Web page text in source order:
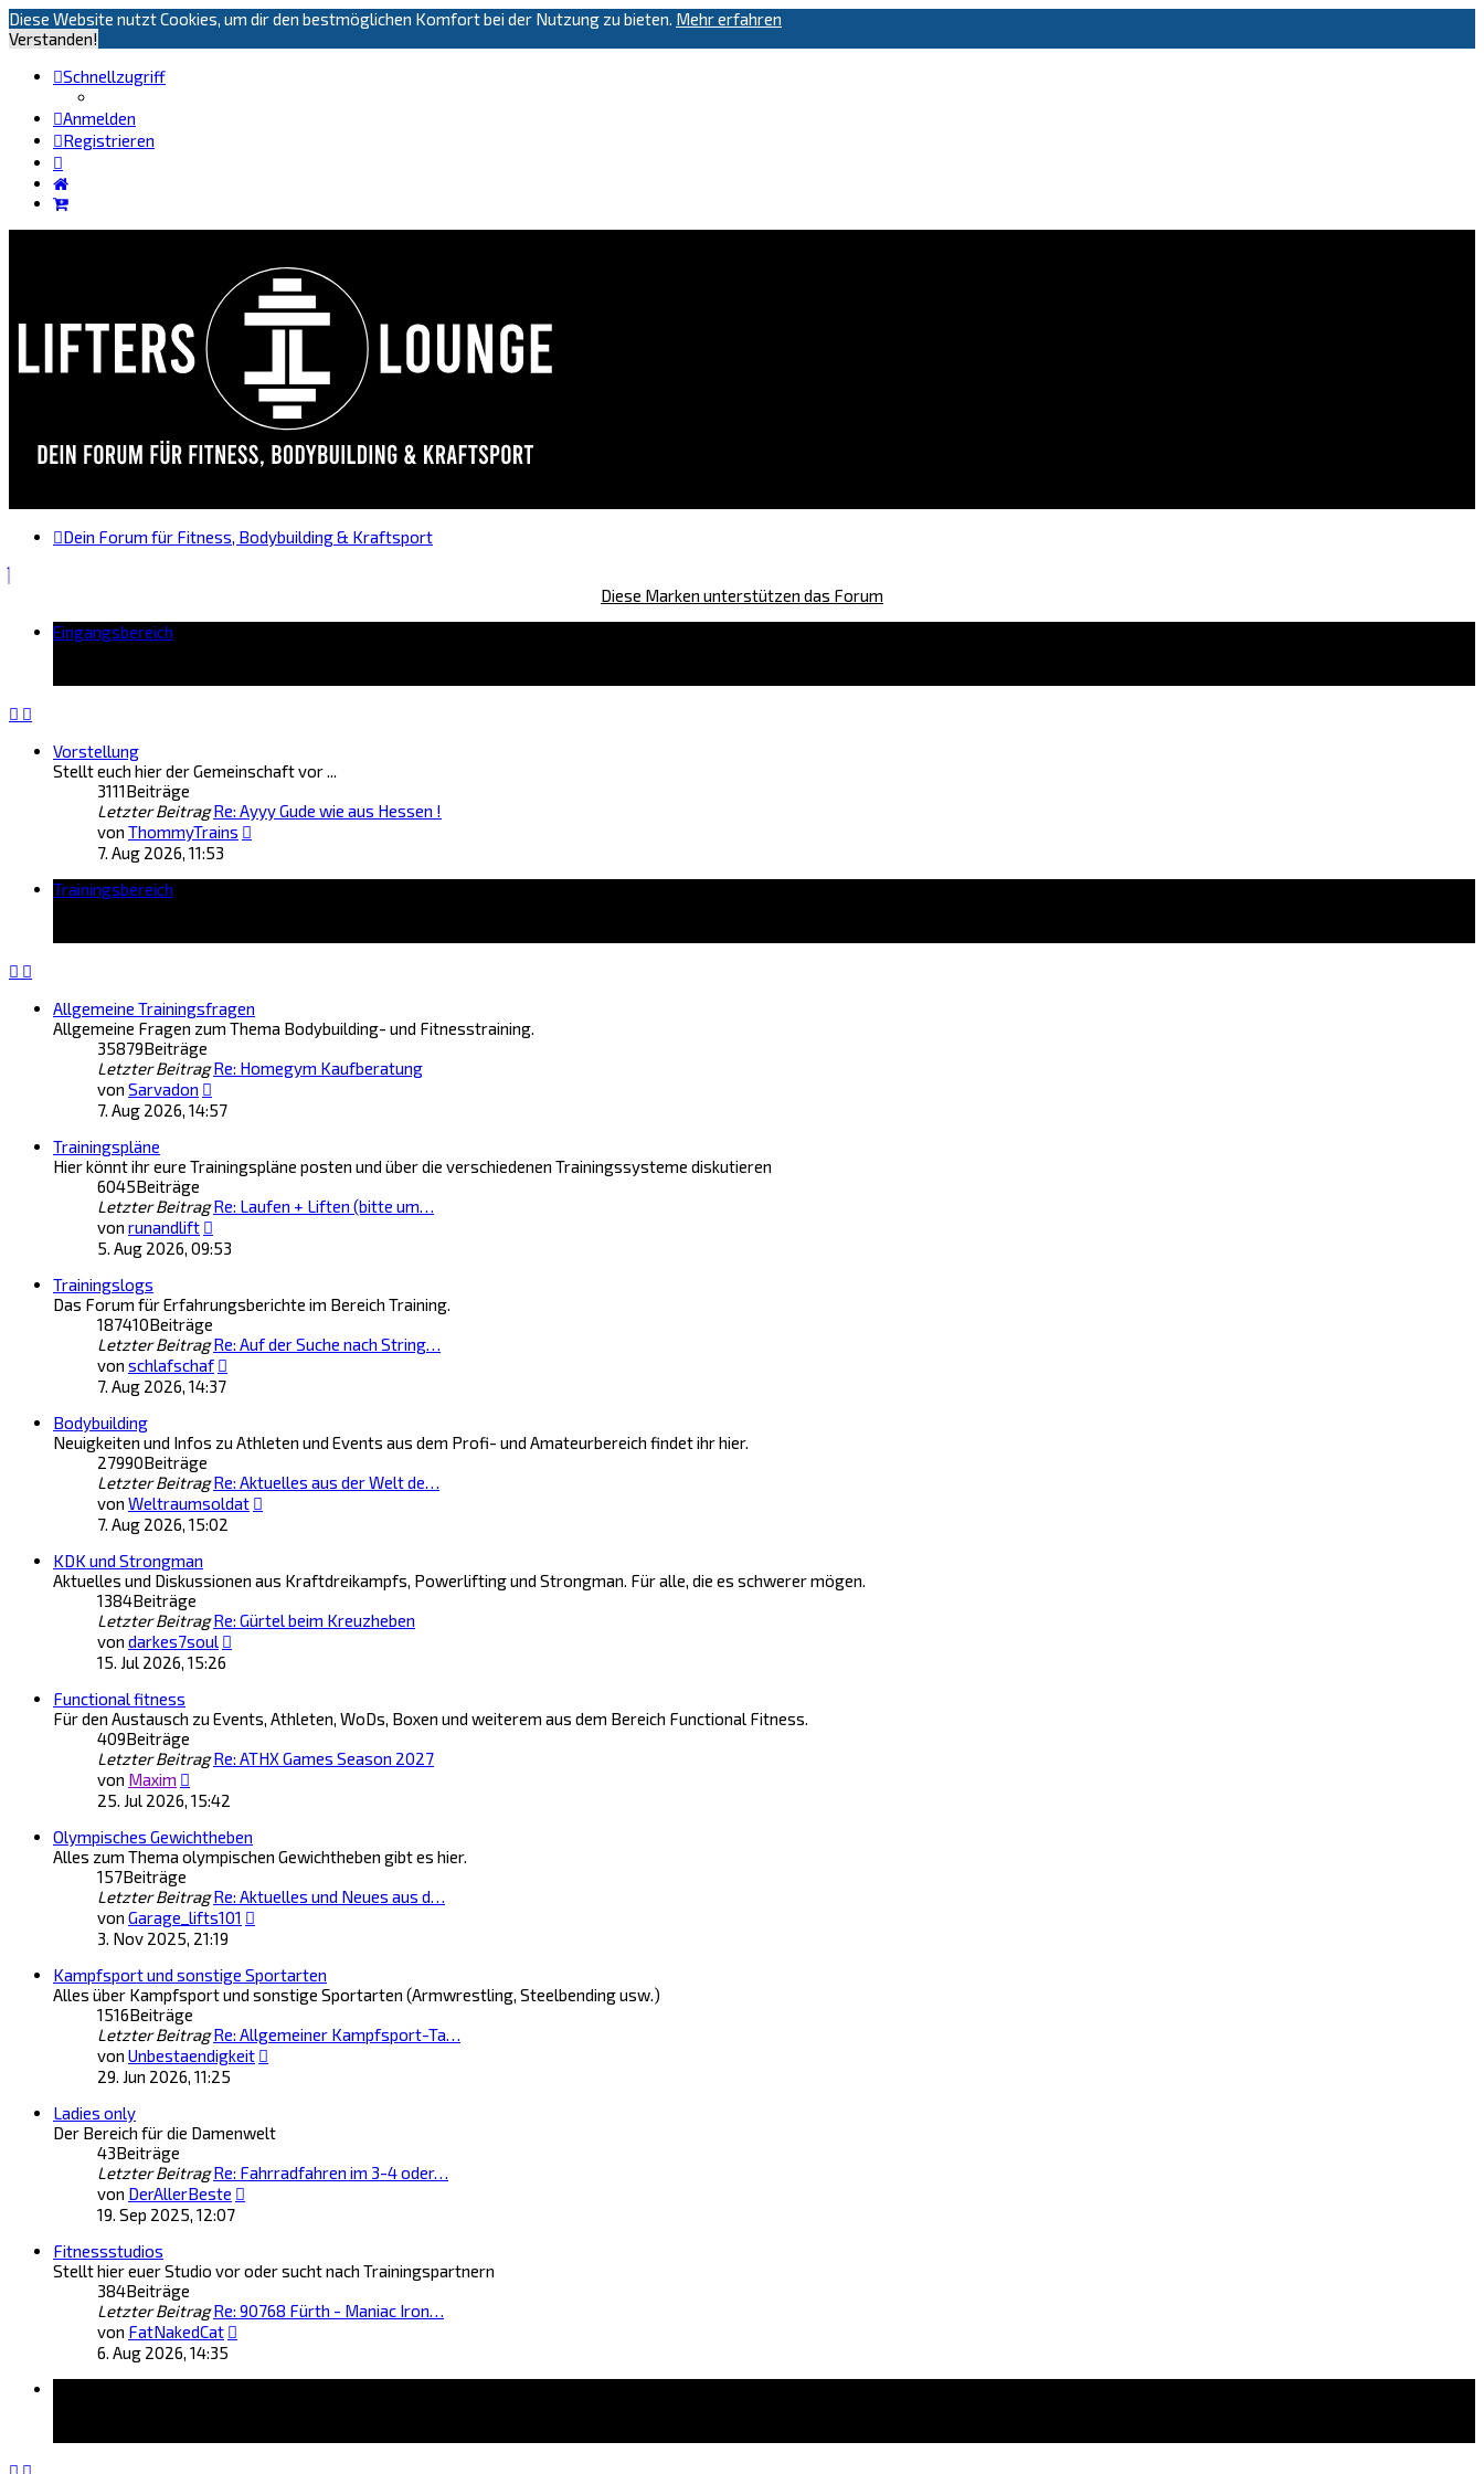
Diese Website nutzt Cookies, um dir den bestmöglichen Komfort bei der Nutzung zu bieten. Mehr erfahren
Verstanden!
Schnellzugriff
Anmelden
Registrieren
Dein Forum für Fitness, Bodybuilding & Kraftsport
Diese Marken unterstützen das Forum
Eingangsbereich
Vorstellung
Stellt euch hier der Gemeinschaft vor ...
3111Beiträge
Letzter Beitrag Re: Ayyy Gude wie aus Hessen !
von ThommyTrains
7. Aug 2026, 11:53
Trainingsbereich
Allgemeine Trainingsfragen
Allgemeine Fragen zum Thema Bodybuilding- und Fitnesstraining.
35879Beiträge
Letzter Beitrag Re: Homegym Kaufberatung
von Sarvadon
Beitrag
7. Aug 2026, 14:57
Trainingspläne
Hier könnt ihr eure Trainingspläne posten und über die verschiedenen Trainingssysteme diskutieren
6045Beiträge
Letzter Beitrag Re: Laufen + Liften (bitte um…
von runandlift
Beitrag
5. Aug 2026, 09:53
Trainingslogs
Das Forum für Erfahrungsberichte im Bereich Training.
187410Beiträge
Letzter Beitrag Re: Auf der Suche nach String…
von schlafschaf
7. Aug 2026, 14:37
Bodybuilding
Neuigkeiten und Infos zu Athleten und Events aus dem Profi- und Amateurbereich findet ihr hier.
27990Beiträge
Letzter Beitrag Re: Aktuelles aus der Welt de…
von Weltraumsoldat
7. Aug 2026, 15:02
KDK und Strongman
Aktuelles und Diskussionen aus Kraftdreikampfs, Powerlifting und Strongman. Für alle, die es schwerer mögen.
1384Beiträge
Letzter Beitrag Re: Gürtel beim Kreuzheben
von darkes7soul
15. Jul 2026, 15:26
Functional fitness
Für den Austausch zu Events, Athleten, WoDs, Boxen und weiterem aus dem Bereich Functional Fitness.
409Beiträge
Letzter Beitrag Re: ATHX Games Season 2027
von Maxim
Beitrag
25. Jul 2026, 15:42
Olympisches Gewichtheben
Alles zum Thema olympischen Gewichtheben gibt es hier.
157Beiträge
Letzter Beitrag Re: Aktuelles und Neues aus d…
von Garage_lifts101
3. Nov 2025, 21:19
Kampfsport und sonstige Sportarten
Alles über Kampfsport und sonstige Sportarten (Armwrestling, Steelbending usw.)
1516Beiträge
Letzter Beitrag Re: Allgemeiner Kampfsport-Ta…
von Unbestaendigkeit
29. Jun 2026, 11:25
Ladies only
Der Bereich für die Damenwelt
43Beiträge
Letzter Beitrag Re: Fahrradfahren im 3-4 oder…
von DerAllerBeste
19. Sep 2025, 12:07
Fitnessstudios
Stellt hier euer Studio vor oder sucht nach Trainingspartnern
384Beiträge
Letzter Beitrag Re: 90768 Fürth - Maniac Iron…
von FatNakedCat
6. Aug 2026, 14:35